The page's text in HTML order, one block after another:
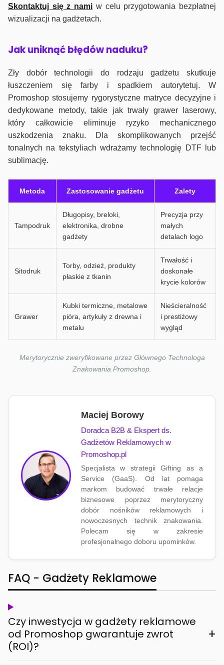
Skontaktuj się z nami w celu przygotowania bezpłatnej
wizualizacji na gadżetach.
Jak uniknąć błędów naduku?
Zły dobór technologii do rodzaju gadżetu skutkuje
łuszczeniem się farby i spadkiem autorytetuj. W
Promoshop stosujemy rygorystyczne matryce decyzyjne i
dedykowane metody, takie jak trwały grawer laserowy,
który całkowicie eliminuje ryzyko mechanicznego
uszkodzenia znaku. Dla skomplikowanych przejść
tonalnych na tekstyliach wdrażamy technologię DTF lub
sublimację.
Metoda Zastosowanie gadżetu Zalety
Tampodruk
Długopisy, breloki,
elektronika, drobne
gadżety
Precyzja przy
małych
detalach logo
Sitodruk
Torby, odzież, produkty
płaskie z tkanin
Trwałość i
doskonałe
krycie kolorów
Grawer
Kubki termiczne, metalowe
pióra, artykuły z drewna i
metalu
Nieścieralność
i prestiżowy
wygląd
Merytorycznie zweryfikowane przez Głównego Technologa
Znakowania Promoshop.
Maciej Borowy
Doradca B2B & Ekspert ds.
Gadżetów Reklamowych w
Promoshop.pl
Specjalista w strategii Gifting as a
Service (GaaS). Od lat pomaga
markom budować trwałe relacje
biznesowe poprzez merytoryczny
dobór nośników reklamowych i
nowoczesnych technik znakowania.
Polecam się w zakresie
profesjonalnego doboru upominków.
FAQ - Gadżety Reklamowe
Czy inwestycja w gadżety reklamowe
od Promoshop gwarantuje zwrot
(ROI)?
+